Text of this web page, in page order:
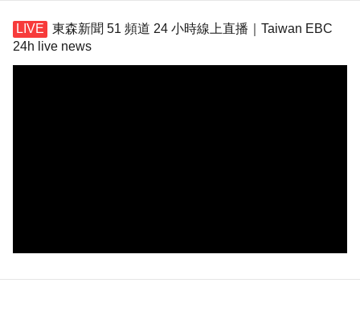
東森新聞 51 頻道 24 小時線上直播｜Taiwan EBC
24h live news